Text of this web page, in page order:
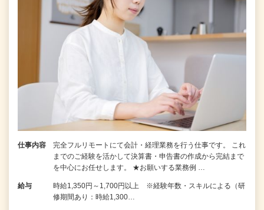
仕事内容
完全フルリモートにて会計・経理業務を行う仕事です。 これ
までのご経験を活かして決算書・申告書の作成から完結まで
を中⼼にお任せします。 ★お願いする業務例 …
給与
時給1,350円～1,700円以上 ※経験年数・スキルによる（研
修期間あり：時給1,300…